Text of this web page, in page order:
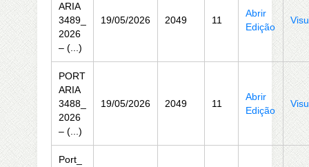
ARIA
3489_
2026
– (...)
19/05/2026 2049 11
Abrir
Edição
PORT
ARIA
3488_
2026
– (...)
19/05/2026 2049 11
Abrir
Edição
Port_